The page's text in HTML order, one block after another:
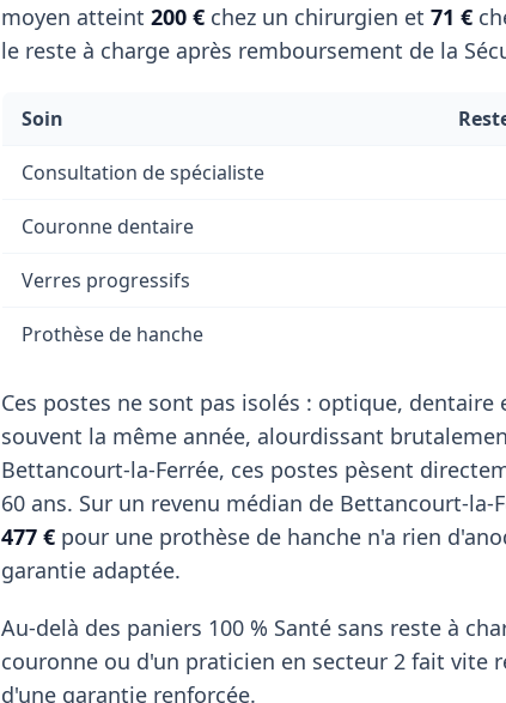
moyen atteint 200 € chez un chirurgien et 71 €
le reste à charge après remboursement de la
Soin
Consultation de spécialiste
Couronne dentaire
Verres progressifs
Prothèse de hanche
Ces postes ne sont pas isolés : optique,
souvent la même année, alourdissant
Bettancourt-la-Ferrée, ces postes pèsent
60 ans. Sur un revenu médian de Bettancourt-la-
477 € pour une prothèse de hanche n'a rien
garantie adaptée.
Au-delà des paniers 100 % Santé sans reste à
couronne ou d'un praticien en secteur 2 fait vite
d'une garantie renforcée.